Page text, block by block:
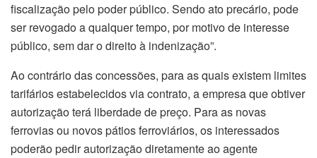
fiscalização pelo poder público. Sendo ato precário, pode
ser revogado a qualquer tempo, por motivo de interesse
público, sem dar o direito à indenização”.
Ao contrário das concessões, para as quais existem limites
tarifários estabelecidos via contrato, a empresa que obtiver
autorização terá liberdade de preço. Para as novas
ferrovias ou novos pátios ferroviários, os interessados
poderão pedir autorização diretamente ao agente